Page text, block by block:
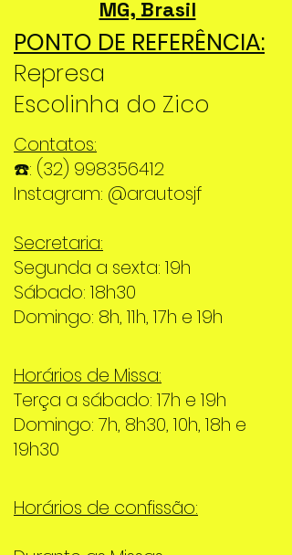
MG, Brasil
PONTO DE REFERÊNCIA:
Represa
Escolinha do Zico
Contatos:
☎️: (32) 998356412
Instagram: @arautosjf
Secretaria:
Segunda a sexta: 19h
Sábado: 18h30
Domingo: 8h, 11h, 17h e 19h
Horários de Missa:
Terça a sábado: 17h e 19h
Domingo: 7h, 8h30, 10h, 18h e
19h30
Horários de confissão: